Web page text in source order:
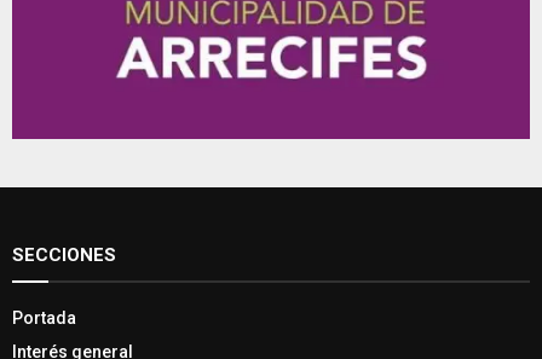
SECCIONES
Portada
Interés general